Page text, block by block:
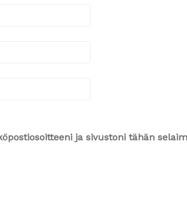
ja sivustoni tähän